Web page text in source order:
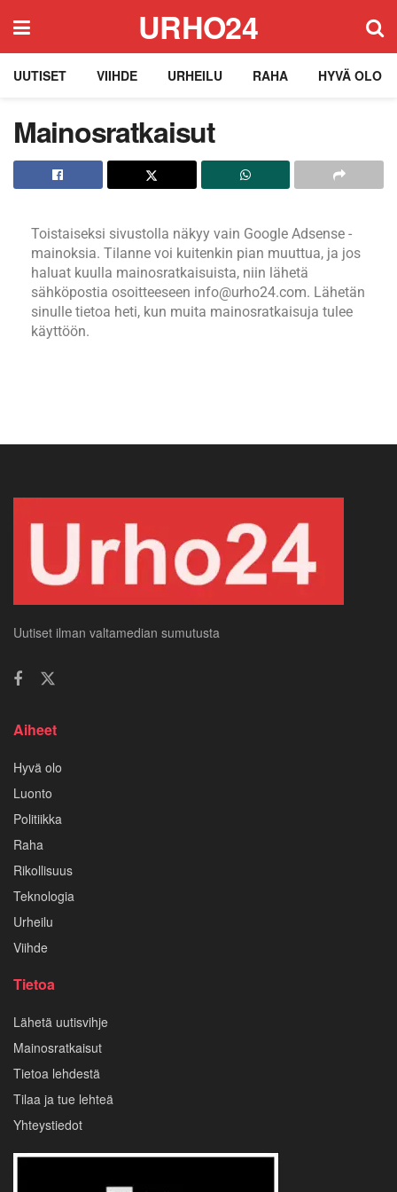
URHO24
UUTISET VIIHDE URHEILU RAHA HYVÄ OLO
Mainosratkaisut
Toistaiseksi sivustolla näkyy vain Google Adsense -
mainoksia. Tilanne voi kuitenkin pian muuttua, ja jos
haluat kuulla mainosratkaisuista, niin lähetä
sähköpostia osoitteeseen info@urho24.com. Lähetän
sinulle tietoa heti, kun muita mainosratkaisuja tulee
käyttöön.
Uutiset ilman valtamedian sumutusta
Aiheet
Hyvä olo
Luonto
Politiikka
Raha
Rikollisuus
Teknologia
Urheilu
Viihde
Tietoa
Lähetä uutisvihje
Mainosratkaisut
Tietoa lehdestä
Tilaa ja tue lehteä
Yhteystiedot